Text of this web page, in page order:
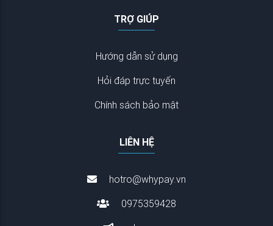
TRỢ GIÚP
Hướng dẫn sử dụng
Hỏi đáp trực tuyến
Chính sách bảo mật
LIÊN HỆ
hotro@whypay.vn
0975359428